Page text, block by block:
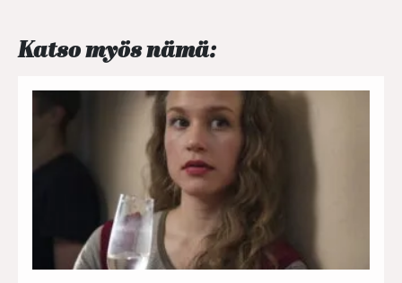
Katso myös nämä: